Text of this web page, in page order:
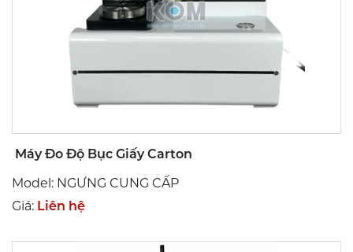
Máy Đo Độ Bục Giấy Carton
Model: NGƯNG CUNG CẤP
Giá: Liên hệ